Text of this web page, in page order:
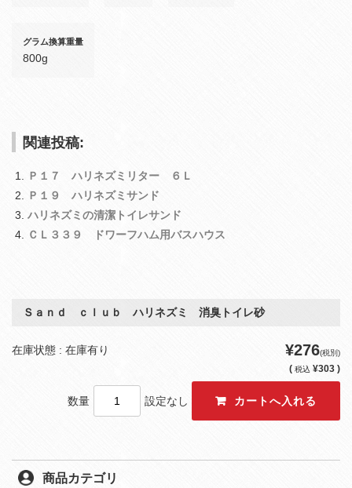
グラム換算重量
800g
関連投稿:
Ｐ１７ ハリネズミリター ６Ｌ
Ｐ１９ ハリネズミサンド
ハリネズミの清潔トイレサンド
ＣＬ３３９ ドワーフハム用バスハウス
Ｓａｎｄ ｃｌｕｂ ハリネズミ 消臭トイレ砂
在庫状態 : 在庫有り ¥276(税別)
( 税込 ¥303 )
数量 設定なし
商品カテゴリ